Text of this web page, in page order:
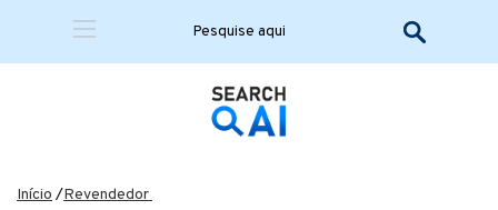
Início /Revendedor